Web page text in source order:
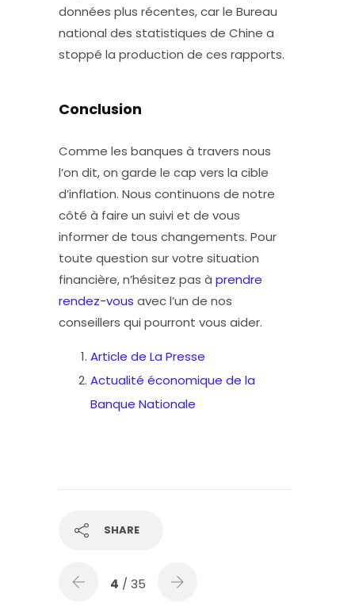
données plus récentes, car le Bureau
national des statistiques de Chine a
stoppé la production de ces rapports.
Conclusion
Comme les banques à travers nous
l’on dit, on garde le cap vers la cible
d’inflation. Nous continuons de notre
côté à faire un suivi et de vous
informer de tous changements. Pour
toute question sur votre situation
financière, n’hésitez pas à prendre
rendez-vous avec l’un de nos
conseillers qui pourront vous aider.
Article de La Presse
Actualité économique de la
Banque Nationale
SHARE
4 / 35